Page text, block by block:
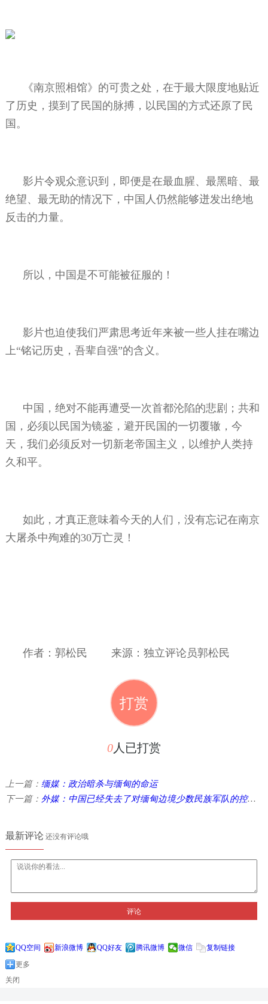
《南京照相馆》的可贵之处，在于最大限度地贴近
了历史，摸到了民国的脉搏，以民国的方式还原了民
国。
影片令观众意识到，即便是在最血腥、最黑暗、最
绝望、最无助的情况下，中国人仍然能够迸发出绝地
反击的力量。
所以，中国是不可能被征服的！
影片也迫使我们严肃思考近年来被一些人挂在嘴边
上“铭记历史，吾辈自强”的含义。
中国，绝对不能再遭受一次首都沦陷的悲剧；共和
国，必须以民国为镜鉴，避开民国的一切覆辙，今
天，我们必须反对一切新老帝国主义，以维护人类持
久和平。
如此，才真正意味着今天的人们，没有忘记在南京
大屠杀中殉难的30万亡灵！
作者：郭松民 来源：独立评论员郭松民
打赏
0人已打赏
上一篇： 缅媒：政治暗杀与缅甸的命运
下一篇： 外媒：中国已经失去了对缅甸边境少数民族军队的控制？
最新评论还没有评论哦
评论
QQ空间 新浪微博 QQ好友 腾讯微博 微信
复制链接
更多
关闭